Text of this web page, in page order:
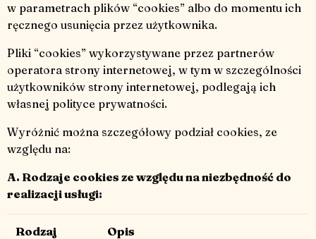
w parametrach plików “cookies” albo do momentu ich
ręcznego usunięcia przez użytkownika.
Pliki “cookies” wykorzystywane przez partnerów
operatora strony internetowej, w tym w szczególności
użytkowników strony internetowej, podlegają ich
własnej polityce prywatności.
Wyróżnić można szczegółowy podział cookies, ze
względu na:
A. Rodzaje cookies ze względu na niezbędność do
realizacji usługi:
Rodzaj Opis